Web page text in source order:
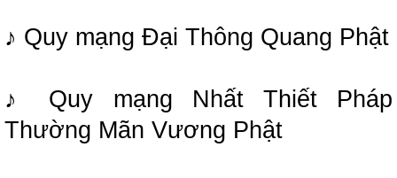
♪ Quy mạng Đại Thông Quang Phật
♪ Quy mạng Nhất Thiết Pháp
Thường Mãn Vương Phật